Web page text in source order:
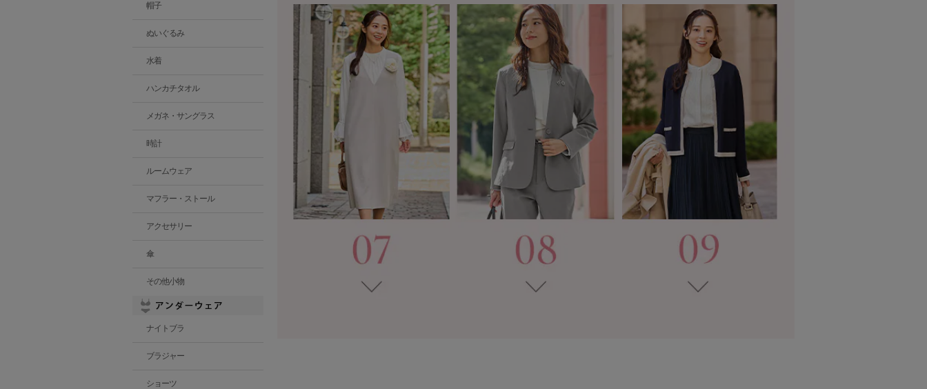
帽子
ぬいぐるみ
水着
ハンカチタオル
メガネ・サングラス
時計
ルームウェア
マフラー・ストール
アクセサリー
傘
その他小物
ナイトブラ
ブラジャー
ショーツ